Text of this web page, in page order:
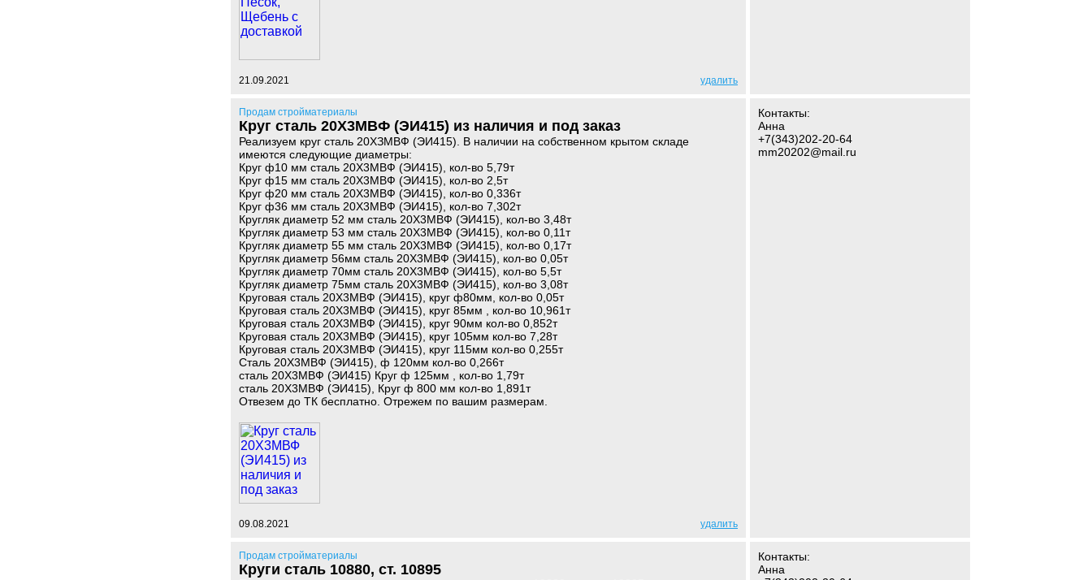
21.09.2021 удалить
Продам стройматериалы
Круг сталь 20Х3МВФ (ЭИ415) из наличия и под заказ
Реализуем круг сталь 20ХЗМВФ (ЭИ415). В наличии на собственном крытом складе
имеются следующие диаметры:
Круг ф10 мм сталь 20Х3МВФ (ЭИ415), кол-во 5,79т
Круг ф15 мм сталь 20Х3МВФ (ЭИ415), кол-во 2,5т
Круг ф20 мм сталь 20Х3МВФ (ЭИ415), кол-во 0,336т
Круг ф36 мм сталь 20Х3МВФ (ЭИ415), кол-во 7,302т
Кругляк диаметр 52 мм сталь 20Х3МВФ (ЭИ415), кол-во 3,48т
Кругляк диаметр 53 мм сталь 20Х3МВФ (ЭИ415), кол-во 0,11т
Кругляк диаметр 55 мм сталь 20Х3МВФ (ЭИ415), кол-во 0,17т
Кругляк диаметр 56мм сталь 20Х3МВФ (ЭИ415), кол-во 0,05т
Кругляк диаметр 70мм сталь 20Х3МВФ (ЭИ415), кол-во 5,5т
Кругляк диаметр 75мм сталь 20Х3МВФ (ЭИ415), кол-во 3,08т
Круговая сталь 20Х3МВФ (ЭИ415), круг ф80мм, кол-во 0,05т
Круговая сталь 20Х3МВФ (ЭИ415), круг 85мм , кол-во 10,961т
Круговая сталь 20Х3МВФ (ЭИ415), круг 90мм кол-во 0,852т
Круговая сталь 20Х3МВФ (ЭИ415), круг 105мм кол-во 7,28т
Круговая сталь 20Х3МВФ (ЭИ415), круг 115мм кол-во 0,255т
Сталь 20Х3МВФ (ЭИ415), ф 120мм кол-во 0,266т
сталь 20Х3МВФ (ЭИ415) Круг ф 125мм , кол-во 1,79т
сталь 20Х3МВФ (ЭИ415), Круг ф 800 мм кол-во 1,891т
Отвезем до ТК бесплатно. Отрежем по вашим размерам.
09.08.2021 удалить
Контакты:
Анна
+7(343)202-20-64
mm20202@mail.ru
Продам стройматериалы
Круги сталь 10880, ст. 10895
Контакты:
Анна